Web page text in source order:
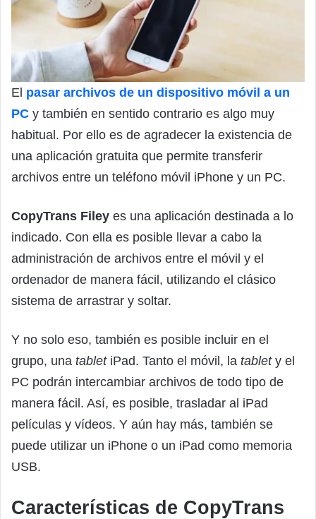
El pasar archivos de un dispositivo móvil a un
PC y también en sentido contrario es algo muy
habitual. Por ello es de agradecer la existencia de
una aplicación gratuita que permite transferir
archivos entre un teléfono móvil iPhone y un PC.
CopyTrans Filey es una aplicación destinada a lo
indicado. Con ella es posible llevar a cabo la
administración de archivos entre el móvil y el
ordenador de manera fácil, utilizando el clásico
sistema de arrastrar y soltar.
Y no solo eso, también es posible incluir en el
grupo, una tabletiPad. Tanto el móvil, la tablety el
PC podrán intercambiar archivos de todo tipo de
manera fácil. Así, es posible, trasladar al iPad
películas y vídeos. Y aún hay más, también se
puede utilizar un iPhone o un iPad como memoria
USB.
Características de CopyTrans